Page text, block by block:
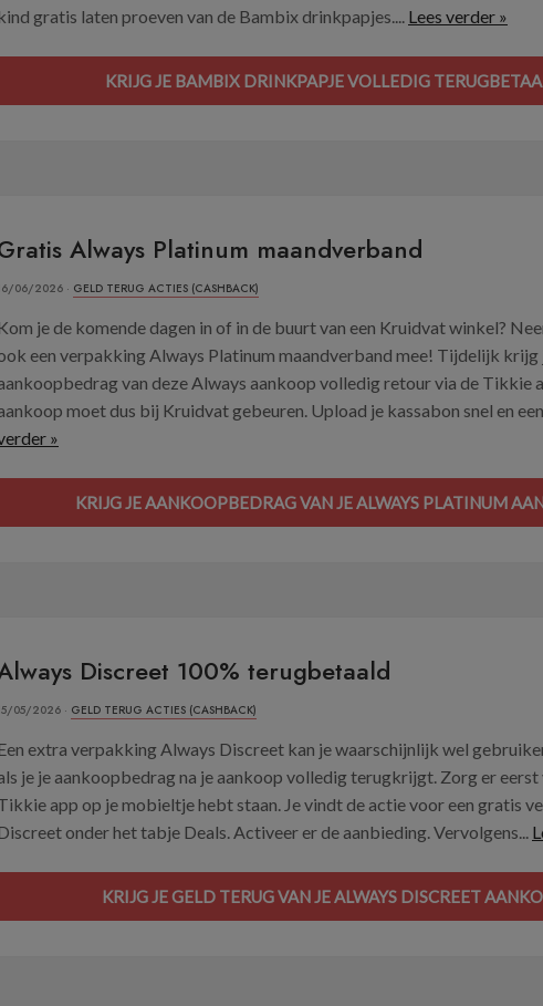
gratis laten proeven van de Bambix drinkpapjes.... Lees verder »
KRIJG JE BAMBIX DRINKPAPJE VOLLEDIG
Always Platinum maandverband
06/2026 · GELD TERUG ACTIES (CASHBACK)
je de komende dagen in of in de buurt van een Kruidvat winkel?
een verpakking Always Platinum maandverband mee! Tijdelijk krijg
van deze Always aankoop volledig retour via de Tikkie
moet dus bij Kruidvat gebeuren. Upload je kassabon snel en
»
KRIJG JE AANKOOPBEDRAG VAN JE ALWAYS PLATINUM
Discreet 100% terugbetaald
05/2026 · GELD TERUG ACTIES (CASHBACK)
extra verpakking Always Discreet kan je waarschijnlijk wel
je je aankoopbedrag na je aankoop volledig terugkrijgt. Zorg er
app op je mobieltje hebt staan. Je vindt de actie voor een gratis
onder het tabje Deals. Activeer er de aanbieding. Vervolgens...
KRIJG JE GELD TERUG VAN JE ALWAYS DISCREET